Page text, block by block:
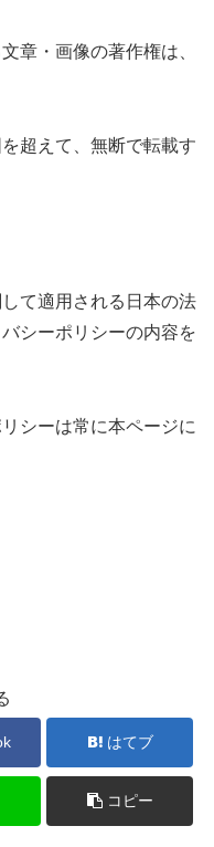
章・画像の著作権は、
超えて、無断で転載す
て適用される日本の法
シーポリシーの内容を
シーは常に本ページに
はてブ
コピー